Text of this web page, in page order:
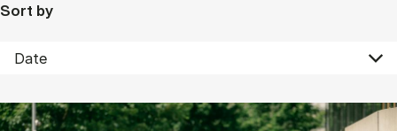
Sort by